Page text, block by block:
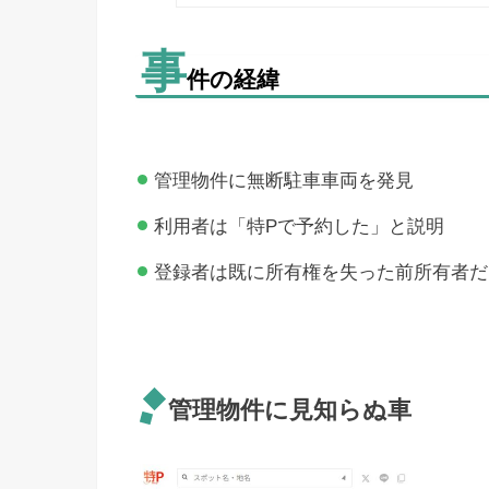
事件の経緯
管理物件に無断駐車車両を発見
利用者は「特Pで予約した」と説明
登録者は既に所有権を失った前所有者
管理物件に見知らぬ車